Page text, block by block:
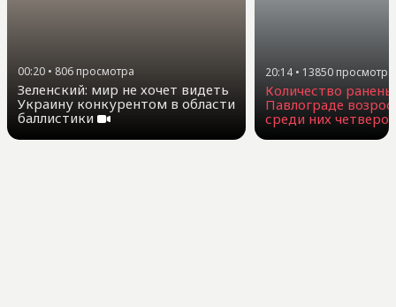
00:20 • 806 просмотра
Зеленский: мир не хочет видеть
Украину конкурентом в области
баллистики
20:14 • 13850 просмотра
Количество
Павлограде
среди них четверо